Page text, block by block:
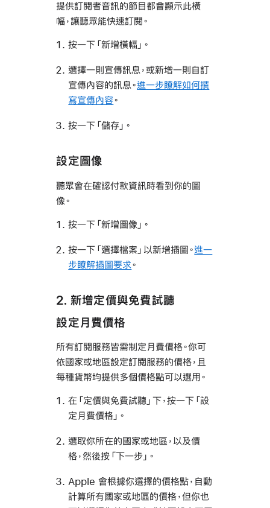
提供訂閱者音訊的節目都會顯示此橫
幅，讓聽眾能快速訂閱。
按一下「新增橫幅」。
選擇一則宣傳訊息，或新增一則自訂
宣傳內容的訊息。進一步瞭解如何撰
寫宣傳內容。
按一下「儲存」。
設定圖像
聽眾會在確認付款資訊時看到你的圖
像。
按一下「新增圖像」。
按一下「選擇檔案」以新增插圖。進一
步瞭解插圖要求。
2. 新增定價與免費試聽
設定月費價格
所有訂閱服務皆需制定月費價格。你可
依國家或地區設定訂閱服務的價格，且
每種貨幣均提供多個價格點可以選用。
在「定價與免費試聽」下，按一下「設
定月費價格」。
選取你所在的國家或地區，以及價
格，然後按「下一步」。
Apple 會根據你選擇的價格點，自動
計算所有國家或地區的價格，但你也